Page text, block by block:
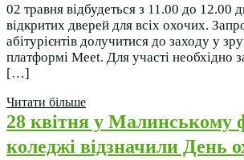
02 травня відбудеться з 11.00 до 12.00
відкритих дверей для всіх охочих.
абітурієнтів долучитися до заходу у
платформі Meet. Для участі необхідно
[…]
Читати більше
28 квітня у Малинському
коледжі відзначили День